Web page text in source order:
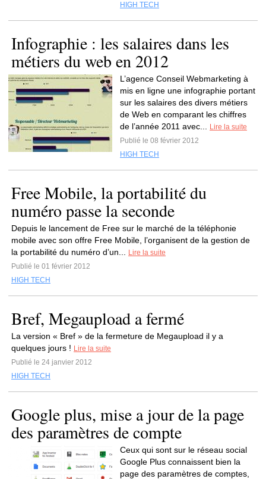
HIGH TECH
Infographie : les salaires dans les
métiers du web en 2012
L’agence Conseil Webmarketing à
mis en ligne une infographie portant
sur les salaires des divers métiers
de Web en comparant les chiffres
de l’année 2011 avec...
Lire la suite
Publié le 08 février 2012
HIGH TECH
Free Mobile, la portabilité du
numéro passe la seconde
Depuis le lancement de Free sur le marché de la téléphonie
mobile avec son offre Free Mobile, l’organisent de la gestion de
la portabilité du numéro d’un...
Lire la suite
Publié le 01 février 2012
HIGH TECH
Bref, Megaupload a fermé
La version « Bref » de la fermeture de Megaupload il y a
quelques jours ! Lire la suite
Publié le 24 janvier 2012
HIGH TECH
Google plus, mise a jour de la page
des paramètres de compte
Ceux qui sont sur le réseau social
Google Plus connaissent bien la
page des paramètres de comptes,